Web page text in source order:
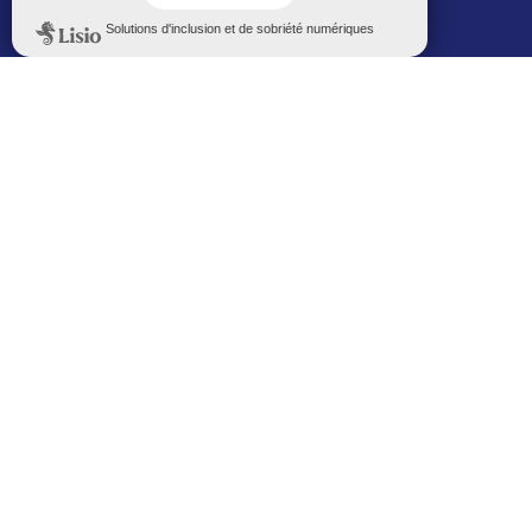
Le Mémorial numériquePolitique de confidentialité